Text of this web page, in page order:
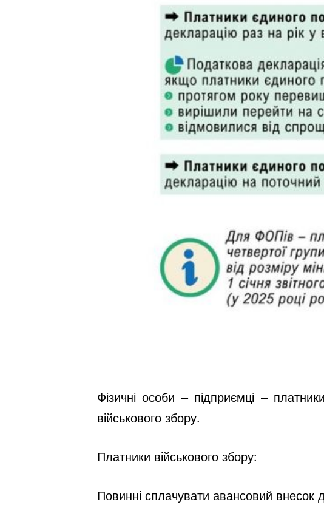
Фізичні особи – підприємці –
військового збору.
Платники військового збору:
Повинні сплачувати авансовий внесок